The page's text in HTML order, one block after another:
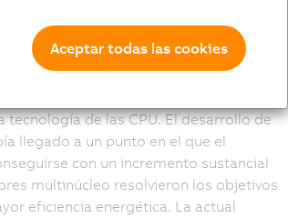
de las CPU. El desarrollo de
llegado a un punto en el que el
con un incremento sustancial
multinúcleo resolvieron los objetivos
eficiencia energética. La actual
Aceptar todas las cookies